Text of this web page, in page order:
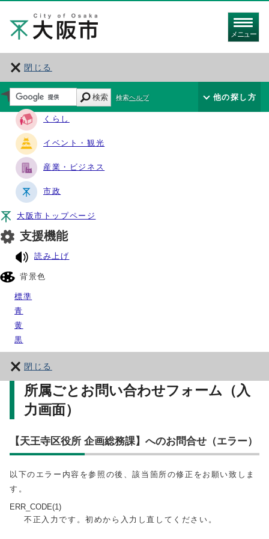
メニュー
閉じる
サイト・ナビ
くらし
イベント・観光
産業・ビジネス
市政
大阪市トップページ
支援機能
読み上げ
背景色
標準
青
黄
黒
閉じる
検索 検索ヘルプ 他の探し方
所属ごとお問い合わせフォーム（入
力画面）
【天王寺区役所 企画総務課】へのお問合せ（エラー）
以下のエラー内容を参照の後、該当箇所の修正をお願い致しま
す。
ERR_CODE(1)
不正入力です。初めから入力し直してください。